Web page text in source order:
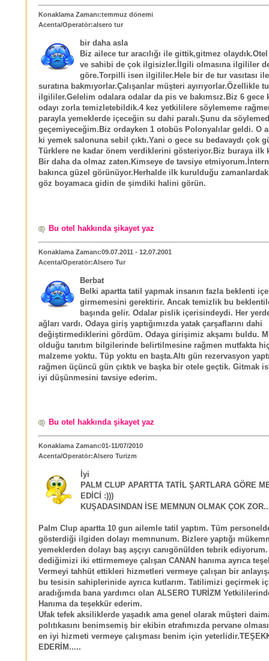
Konaklama Zamanı:temmuz dönemi
Acenta/Operatör:alsero tur
bir daha asla
Biz ailece tur aracılığı ile gittik,gitmez olaydık.Otel
ve sahibi de çok ilgisizler.İlgili olmasına ilgililer
göre.Torpilli isen ilgililer.Hele bir de tur vasıtası
suratına bakmıyorlar.Çalışanlar müşteri ayırıyorlar.Özellikle
ilgililer.Gelelim odalara odalar da pis ve bakımsız.Biz 6 gece
odayı zorla temizletebildik.4 kez yetkililere söylememe
parayla yemeklerde içeceğin su dahi paralı.Şunu da
geçemiyeceğim.Biz ordayken 1 otobüs Polonyalılar geldi. O
ki yemek salonuna sebil çıktı.Yani o gece su bedavaydı çok
Türklere ne kadar önem verdiklerini gösteriyor.Biz buraya ilk
Bir daha da olmaz zaten.Kimseye de tavsiye
bakınca güzel görünüyor.Herhalde ilk kurulduğu
göz boyamaca gidin de şimdiki halini görün.
Bu otel hakkında şikayet yaz
Konaklama Zamanı:09.07.2011 - 12.07.2001
Acenta/Operatör:Alsero Tur
Berbat
Belki apartta tatil yapmak insanın fazla beklenti
girmemesini gerektirir. Ancak temizlik bu
başında gelir. Odalar pislik içerisindeydi. Her
ağları vardı. Odaya giriş yaptığımızda yatak çarşaflarını dahi
değiştirmediklerini gördüm. Odaya girişimiz akşamı buldu.
olduğu tanıtım bilgilerinde belirtilmesine rağmen mutfakta
malzeme yoktu. Tüp yoktu en başta.Altı gün rezervasyon
rağmen üçüncü gün çıktık ve başka bir otele geçtik. Gitmak
iyi düşünmesini tavsiye ederim.
Bu otel hakkında şikayet yaz
Konaklama Zamanı:01-11/07/2010
Acenta/Operatör:Alsero Turizm
İyi
PALM CLUP APARTTA TATİL ŞARTLARA GÖRE
EDİCİ :)))
KUŞADASINDAN İSE MEMNUN OLMAK ÇOK
Palm Clup apartta 10 gun ailemle tatil yaptım. Tüm
gösterdiği ilgiden dolayı memnunum. Bizlere yaptığı
yemeklerden dolayı baş aşçıyı canıgönülden tebrik
dediğimizi iki ettirmemeye çalışan CANAN hanıma ayrıca
Vermeyi tahhüt ettikleri hizmetleri vermeye çalışan bir
bu tesisin sahiplerinide ayrıca kutlarım. Tatilimizi geçirmek
aradığımda bana yardımcı olan ALSERO TURİZM
Hanıma da teşekkür ederim.
Ufak tefek aksiliklerde yaşadık ama genel olarak müşteri
polıtıkasını benimsemiş bir ekibin etrafımızda pervane
en iyi hizmeti vermeye çalışması benim için
EDERİM.....